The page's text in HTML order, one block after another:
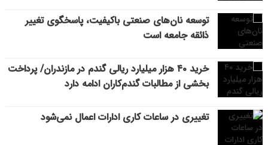
توسعه نان‌های صنعتی باکیفیت، پاسخگوی تغییر
ذائقه جامعه است
خرید ۴۰ هزار میلیارد ریالی گندم در مازندران/ پرداخت
بخشی از مطالبات گندم‌کاران ادامه دارد
تغییری در ساعات کاری ادارات اعمال نمی‌شود